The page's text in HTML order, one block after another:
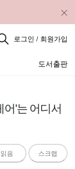
로그인 / 회원가입
도서출판
어'는 어디서
읽음 스크랩